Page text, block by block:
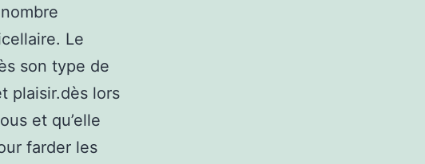
Le
son type de
plaisir.dès lors
et qu’elle
farder les